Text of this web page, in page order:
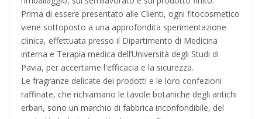
Prima di essere presentato alle Clienti, ogni fitocosmetico
viene sottoposto a una approfondita sperimentazione
clinica, effettuata presso il Dipartimento di Medicina
interna e Terapia medica dell’Università degli Studi di
Pavia, per accertarne l'efficacia e la sicurezza.
Le fragranze delicate dei prodotti e le loro confezioni
raffinate, che richiamano le tavole botaniche degli antichi
erbari, sono un marchio di fabbrica inconfondibile, del